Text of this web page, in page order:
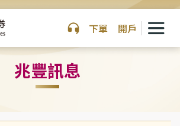
下單 開戶
兆豐訊息